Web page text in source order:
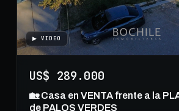
▶ VIDEO
US$ 289.000
🏡 Casa en VENTA frente a la
de PALOS VERDES